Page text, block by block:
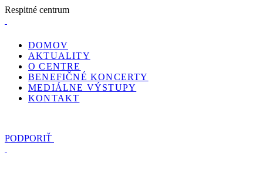
Respitné centrum
DOMOV
AKTUALITY
O CENTRE
BENEFIČNÉ KONCERTY
MEDIÁLNE VÝSTUPY
KONTAKT
PODPORIŤ